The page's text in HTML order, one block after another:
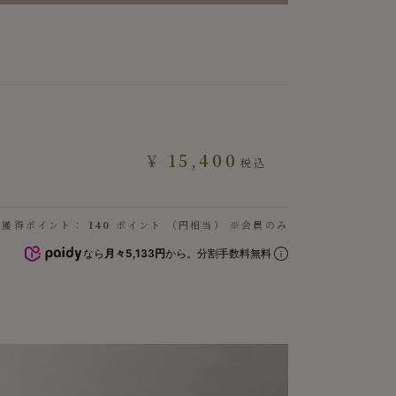
¥ 15,400 税込
獲得ポイント： 140 ポイント （円相当） ※会員のみ
なら 月々5,133円から。分割手数料無料